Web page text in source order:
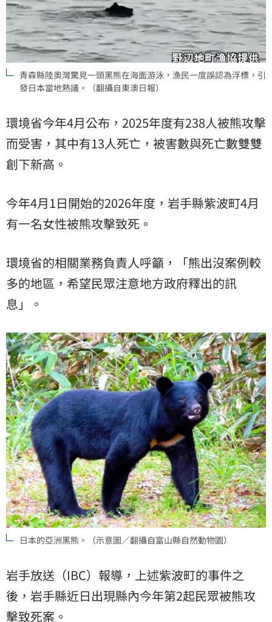
青森縣陸奧灣驚見一頭黑熊在海面游泳，漁民一度誤認為浮標，引
發日本當地熱議。（翻攝自東澳日報）
環境省今年4月公布，2025年度有238人被熊攻擊
而受害，其中有13人死亡，被害數與死亡數雙雙
創下新高。
今年4月1日開始的2026年度，岩手縣紫波町4月
有一名女性被熊攻擊致死。
環境省的相關業務負責人呼籲，「熊出沒案例較
多的地區，希望民眾注意地方政府釋出的訊
息」。
日本的亞洲黑熊。（示意圖／翻攝自富山縣自然動物園）
岩手放送（IBC）報導，上述紫波町的事件之
後，岩手縣近日出現縣內今年第2起民眾被熊攻
擊致死案。